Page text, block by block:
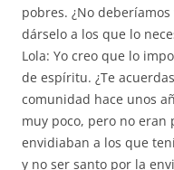
pobres. ¿No
dárselo a los que lo
Lola: Yo creo que lo
de espíritu. ¿Te
comunidad hace unos
muy poco, pero no
envidiaban a los que
y no ser santo por la